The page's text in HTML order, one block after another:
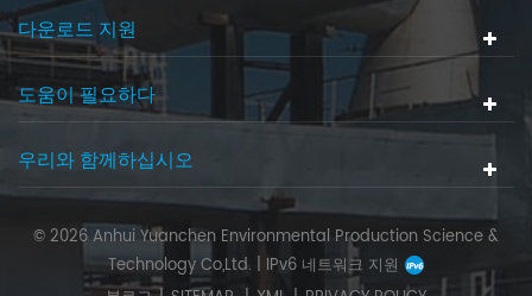
다운로드 지원
도움이 필요하다
우리와 함께하십시오
© 2026 Anhui Yuanchen Environmental Production Science &
Technology Co,Ltd. | IPv6 네트워크 지원